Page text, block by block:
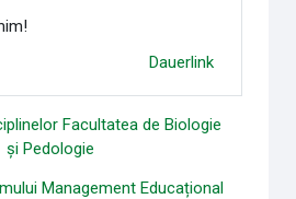
Dauerlink
Facultatea de Biologie
și Pedologie
Management Educațional